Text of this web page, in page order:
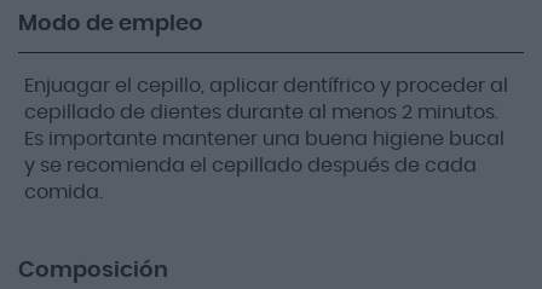
Modo de empleo
Enjuagar el cepillo, aplicar dentífrico y proceder al
cepillado de dientes durante al menos 2 minutos.
Es importante mantener una buena higiene bucal
y se recomienda el cepillado después de cada
comida.
Composición